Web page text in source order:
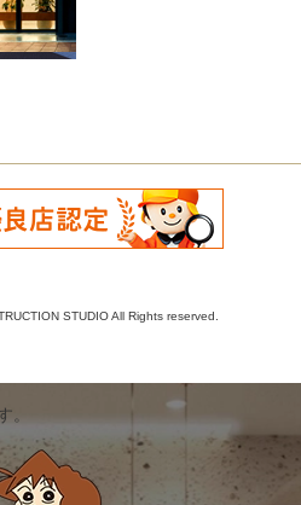
STUDIO All Rights reserved.
。